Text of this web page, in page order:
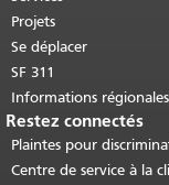
Projets
Se déplacer
SF 311
Informations
Restez connectés
Plaintes pour
Centre de service à la